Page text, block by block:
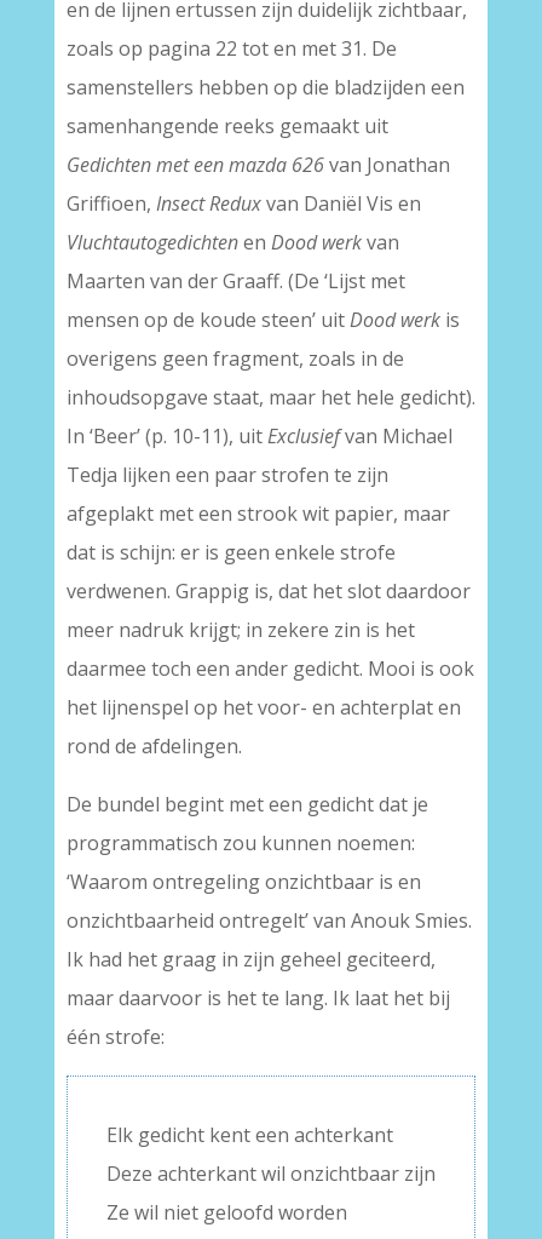
en de lijnen ertussen zijn duidelijk zichtbaar,
zoals op pagina 22 tot en met 31. De
samenstellers hebben op die bladzijden een
samenhangende reeks gemaakt uit
Gedichten met eenmazda 626van Jonathan
Griffioen, Insect Reduxvan Daniël Vis en
Vluchtautogedichtenen Dood werkvan
Maarten van der Graaff. (De ‘Lijst met
mensen op de koude steen’ uitDood werkis
overigens geen fragment, zoals in de
inhoudsopgave staat, maar het hele gedicht).
In ‘Beer’ (p. 10-11), uitExclusiefvan Michael
Tedja lijken een paar strofen te zijn
afgeplakt met een strook wit papier, maar
dat is schijn: er is geen enkele strofe
verdwenen. Grappig is, dat het slot daardoor
meer nadruk krijgt; in zekere zin is het
daarmee toch een ander gedicht. Mooi is ook
het lijnenspel op het voor- en achterplat en
rond de afdelingen.
De bundel begint met een gedicht dat je
programmatisch zou kunnen noemen:
‘Waarom ontregeling onzichtbaar is en
onzichtbaarheid ontregelt’ van Anouk Smies.
Ik had het graag in zijn geheel geciteerd,
maar daarvoor is het te lang. Ik laat het bij
één strofe:
Elk gedicht kent een achterkant
Deze achterkant wil onzichtbaar zijn
Ze wil niet geloofd worden